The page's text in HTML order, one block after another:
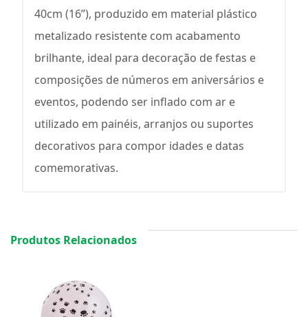
40cm (16”), produzido em material plástico
metalizado resistente com acabamento
brilhante, ideal para decoração de festas e
composições de números em aniversários e
eventos, podendo ser inflado com ar e
utilizado em painéis, arranjos ou suportes
decorativos para compor idades e datas
comemorativas.
Produtos Relacionados